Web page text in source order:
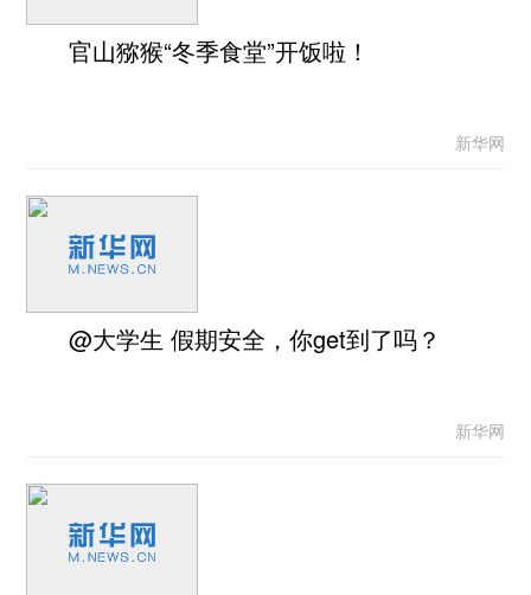
官山猕猴“冬季食堂”开饭啦！
新华网
@大学生 假期安全，你get到了吗？
新华网